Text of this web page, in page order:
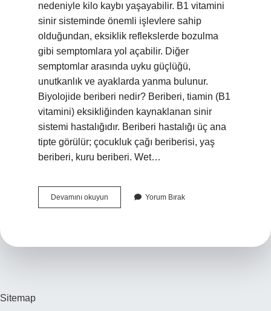
nedeniyle kilo kaybı yaşayabilir. B1 vitamini
sinir sisteminde önemli işlevlere sahip
olduğundan, eksiklik reflekslerde bozulma
gibi semptomlara yol açabilir. Diğer
semptomlar arasında uyku güçlüğü,
unutkanlık ve ayaklarda yanma bulunur.
Biyolojide beriberi nedir? Beriberi, tiamin (B1
vitamini) eksikliğinden kaynaklanan sinir
sistemi hastalığıdır. Beriberi hastalığı üç ana
tipte görülür; çocukluk çağı beriberisi, yaş
beriberi, kuru beriberi. Wet…
Devamını okuyun
Beriberi
Yorum Bırak
Sitemap